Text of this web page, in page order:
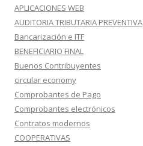
APLICACIONES WEB
AUDITORIA TRIBUTARIA PREVENTIVA
Bancarización e ITF
BENEFICIARIO FINAL
Buenos Contribuyentes
circular economy
Comprobantes de Pago
Comprobantes electrónicos
Contratos modernos
COOPERATIVAS